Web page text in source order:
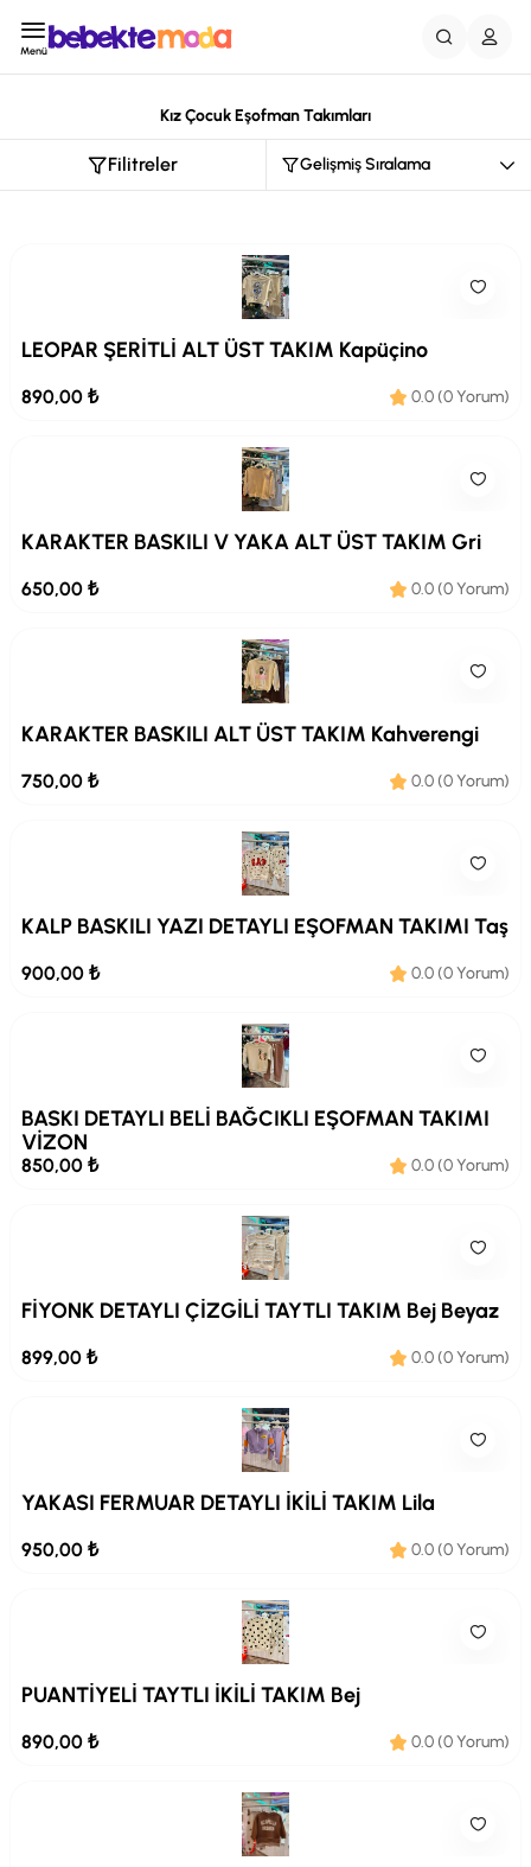
Menü
Kız Çocuk Eşofman Takımları
Filitreler
LEOPAR ŞERİTLİ ALT ÜST TAKIM Kapüçino
890,00 ₺ 0.0 (0 Yorum)
KARAKTER BASKILI V YAKA ALT ÜST TAKIM Gri
650,00 ₺ 0.0 (0 Yorum)
KARAKTER BASKILI ALT ÜST TAKIM Kahverengi
750,00 ₺ 0.0 (0 Yorum)
KALP BASKILI YAZI DETAYLI EŞOFMAN TAKIMI Taş
900,00 ₺ 0.0 (0 Yorum)
BASKI DETAYLI BELİ BAĞCIKLI EŞOFMAN TAKIMI
VİZON
850,00 ₺ 0.0 (0 Yorum)
FİYONK DETAYLI ÇİZGİLİ TAYTLI TAKIM Bej Beyaz
899,00 ₺ 0.0 (0 Yorum)
YAKASI FERMUAR DETAYLI İKİLİ TAKIM Lila
950,00 ₺ 0.0 (0 Yorum)
PUANTİYELİ TAYTLI İKİLİ TAKIM Bej
890,00 ₺ 0.0 (0 Yorum)